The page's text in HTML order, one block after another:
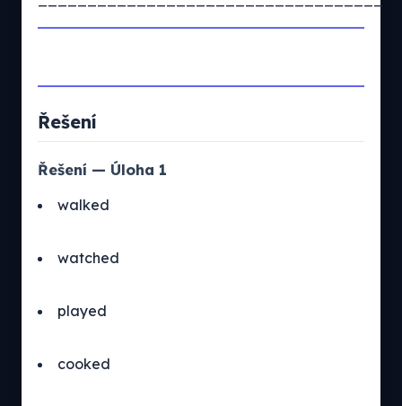
Řešení
Řešení — Úloha 1
walked
watched
played
cooked